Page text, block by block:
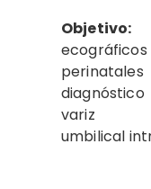
Objetivo:
umbilical